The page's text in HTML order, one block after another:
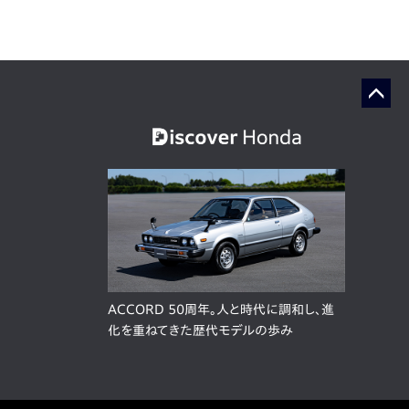
ACCORD 50周年。人と時代に調和し、進
化を重ねてきた歴代モデルの歩み